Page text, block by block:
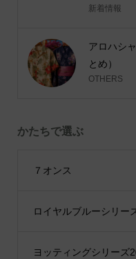
新着情報
アロハシ
とめ）
OTHERS
かたちで選ぶ
７オンス
ロイヤルブルーシリー
ヨッティングシリーズ